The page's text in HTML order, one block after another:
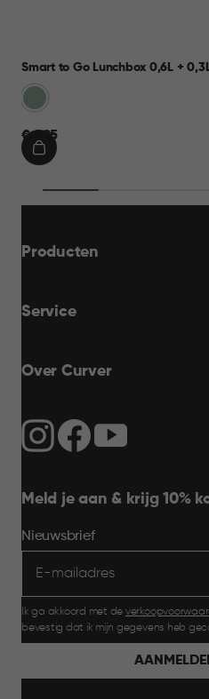
Smart to Go Lunchbox 0,6L +
Groen
€
9,95
€ 9,95
IN
Producten
Service
Over Curver
Meld je aan & krijg 10%
Nieuwsbrief
Ik ga akkoord met de
bevestig dat ik mijn gegevens heb